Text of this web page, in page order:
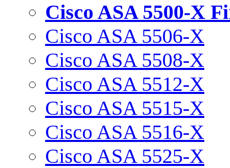
Cisco ASA 5500-X
Cisco ASA 5506-X
Cisco ASA 5508-X
Cisco ASA 5512-X
Cisco ASA 5515-X
Cisco ASA 5516-X
Cisco ASA 5525-X